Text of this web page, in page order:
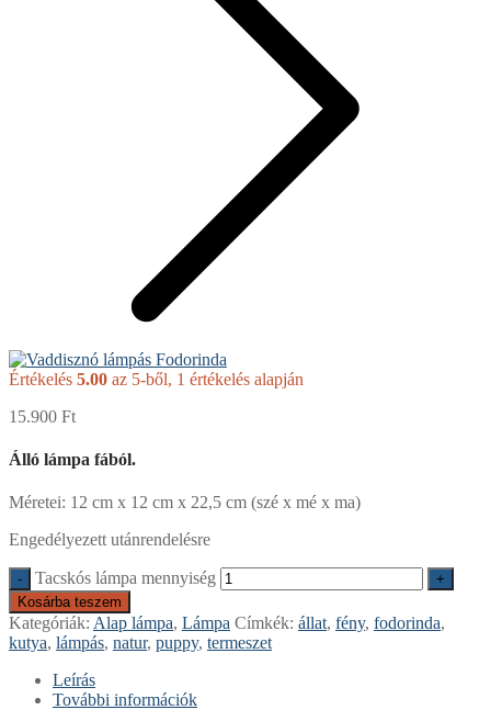
Értékelés 5.00 az 5-ből, 1 értékelés alapján
15.900 Ft
Álló lámpa fából.
Méretei: 12 cm x 12 cm x 22,5 cm (szé x mé x ma)
Engedélyezett utánrendelésre
- Tacskós lámpa mennyiség
+
Kosárba teszem
Kategóriák: Alap lámpa, Lámpa Címkék: állat, fény, fodorinda,
kutya, lámpás, natur, puppy, termeszet
Leírás
További információk